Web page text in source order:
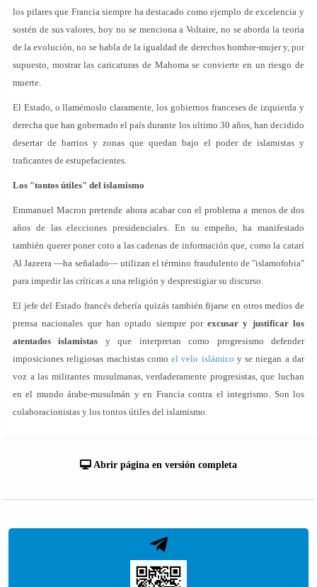
los pilares que Francia siempre ha destacado como ejemplo de excelencia y
sostén de sus valores, hoy no se menciona a Voltaire, no se aborda la teoría
de la evolución, no se habla de la igualdad de derechos hombre-mujer y, por
supuesto, mostrar las caricaturas de Mahoma se convierte en un riesgo de
muerte.
El Estado, o llamémoslo claramente, los gobiernos franceses de izquierda y
derecha que han gobernado el país durante los ultimo 30 años, han decidido
desertar de barrios y zonas que quedan bajo el poder de islamistas y
traficantes de estupefacientes.
Los "tontos útiles" del islamismo
Emmanuel Macron pretende ahora acabar con el problema a menos de dos
años de las elecciones presidenciales. En su empeño, ha manifestado
también querer poner coto a las cadenas de información que, como la catarí
Al Jazeera —ha señalado— utilizan el término fraudulento de "islamofobia"
para impedir las críticas a una religión y desprestigiar su discurso.
El jefe del Estado francés debería quizás también fijarse en otros medios de
prensa nacionales que han optado siempre porexcusar y justificar los
atentados islamistas y que interpretan como progresismo defender
imposiciones religiosas machistas comoel velo islámico y se niegan a dar
voz a las militantes musulmanas, verdaderamente progresistas, que luchan
en el mundo árabe-musulmán y en Francia contra el integrismo. Son los
colaboracionistas y los tontos útiles del islamismo.
Abrir página en versión completa